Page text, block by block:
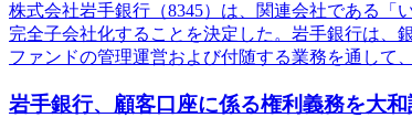
株式会社岩手銀行（8345）は、関連会社である「
完全子会社化することを決定した。岩手銀行は、
ファンドの管理運営および付随する業務を通して
岩手銀行、顧客口座に係る権利義務を大